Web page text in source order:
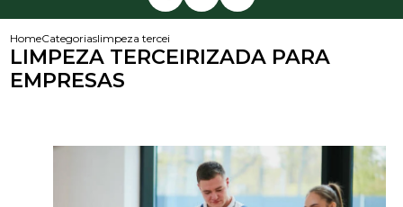
HomeCategoriaslimpeza terceirizada para empresas
LIMPEZA TERCEIRIZADA PARA
EMPRESAS